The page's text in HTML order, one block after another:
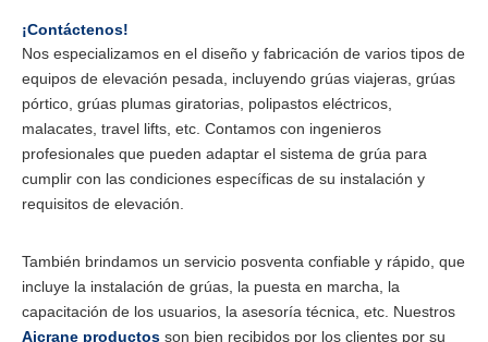
¡Contáctenos!
Nos especializamos en el diseño y fabricación de varios tipos de
equipos de elevación pesada, incluyendo grúas viajeras, grúas
pórtico, grúas plumas giratorias, polipastos eléctricos,
malacates, travel lifts, etc. Contamos con ingenieros
profesionales que pueden adaptar el sistema de grúa para
cumplir con las condiciones específicas de su instalación y
requisitos de elevación.
También brindamos un servicio posventa confiable y rápido, que
incluye la instalación de grúas, la puesta en marcha, la
capacitación de los usuarios, la asesoría técnica, etc. Nuestros
Aicrane productos son bien recibidos por los clientes por su